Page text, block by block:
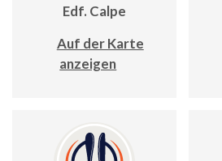
Edf. Calpe
Auf der Karte
anzeigen